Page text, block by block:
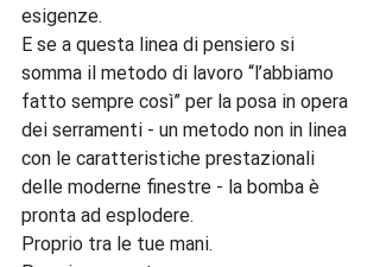
esigenze.
E se a questa linea di pensiero si
somma il metodo di lavoro “l’abbiamo
fatto sempre così” per la posa in opera
dei serramenti - un metodo non in linea
con le caratteristiche prestazionali
delle moderne finestre - la bomba è
pronta ad esplodere.
Proprio tra le tue mani.